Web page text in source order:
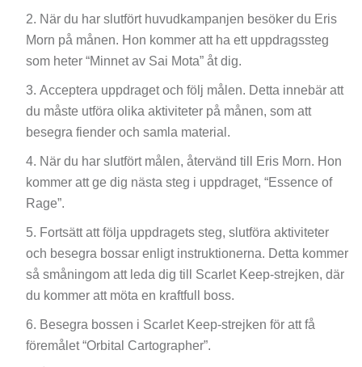
När du har slutfört huvudkampanjen besöker du Eris
Morn på månen. Hon kommer att ha ett uppdragssteg
som heter “Minnet av Sai Mota” åt dig.
Acceptera uppdraget och följ målen. Detta innebär att
du måste utföra olika aktiviteter på månen, som att
besegra fiender och samla material.
När du har slutfört målen, återvänd till Eris Morn. Hon
kommer att ge dig nästa steg i uppdraget, “Essence of
Rage”.
Fortsätt att följa uppdragets steg, slutföra aktiviteter
och besegra bossar enligt instruktionerna. Detta kommer
så småningom att leda dig till Scarlet Keep-strejken, där
du kommer att möta en kraftfull boss.
Besegra bossen i Scarlet Keep-strejken för att få
föremålet “Orbital Cartographer”.